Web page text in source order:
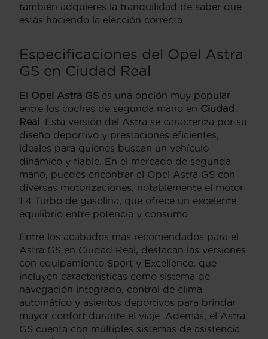
también adquieres la tranquilidad de saber que
estás haciendo la elección correcta.
Especificaciones del Opel Astra
GS en Ciudad Real
El Opel Astra GS es una opción muy popular
entre los coches de segunda mano en Ciudad
Real . Esta versión del Astra se caracteriza por su
diseño deportivo y prestaciones eficientes,
ideales para quienes buscan un vehículo
dinámico y fiable. En el mercado de segunda
mano, puedes encontrar el Opel Astra GS con
diversas motorizaciones, notablemente el motor
1.4 Turbo de gasolina, que ofrece un excelente
equilibrio entre potencia y consumo.
Entre los acabados más recomendados para el
Astra GS en Ciudad Real, destacan las versiones
con equipamiento Sport y Excellence, que
incluyen características como sistema de
navegación integrado, control de clima
automático y asientos deportivos para brindar
mayor confort durante el viaje. Además, el Astra
GS cuenta con múltiples sistemas de asistencia